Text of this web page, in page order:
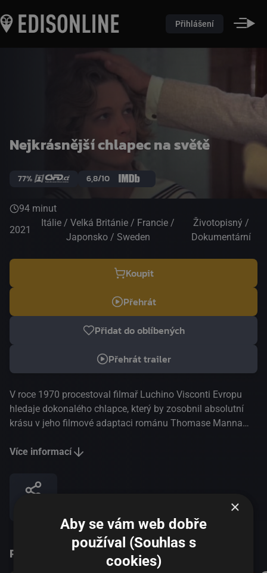
Přihlášení
Nejkrásnější chlapec na světě
77% 6,8/10
94 minut
2021
Itálie / Velká Británie / Francie /
Japonsko / Sweden
Životopisný /
Dokumentární
Koupit
Přehrát
Přidat do oblíbených
Přehrát trailer
V roce 1970 procestoval filmař Luchino Visconti Evropu
hledaje dokonalého chlapce, který by zosobnil absolutní
krásu v jeho filmové adaptaci románu Thomase Manna
Andrésena, stydlivého 15letého teenagera, kterému přes
ale intenzivní část svého bouřlivého mládí mezi Lidem v
Benátkách, Londýnem, filmovým festivalem v Cannes a
vzdáleným Japonskem. Padesát let po premiéře filmu Smrt
v Benátkách nás Björn vezme na pozoruhodnou cestu
složenou z osobních vzpomínek, historie kinematografie,
slávy a tragických událostí, která by pro něj mohla být
posledním pokusem vrátit svůj život do starých kolejí.
Více informací
Podobné tituly
×
Aby se vám web dobře
používal (Souhlas s
cookies)